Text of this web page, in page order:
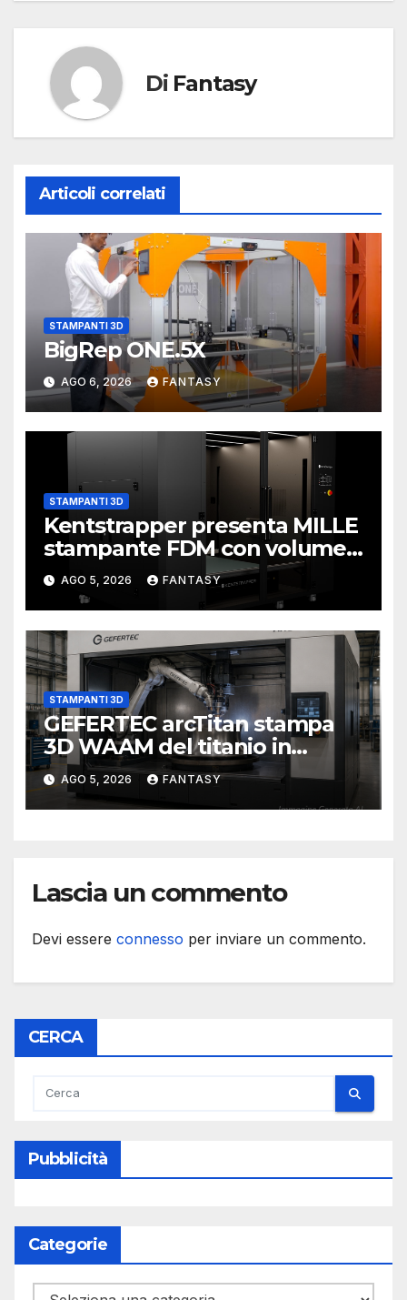
Di Fantasy
Articoli correlati
STAMPANTI 3D
BigRep ONE.5X
AGO 6, 2026 FANTASY
STAMPANTI 3D
Kentstrapper presenta MILLE
stampante FDM con volume
di stampa da un metro cubo
AGO 5, 2026 FANTASY
STAMPANTI 3D
GEFERTEC arcTitan stampa
3D WAAM del titanio in
camera inerte
AGO 5, 2026 FANTASY
Lascia un commento
Devi essere connesso per inviare un commento.
CERCA
Pubblicità
Categorie
Categorie